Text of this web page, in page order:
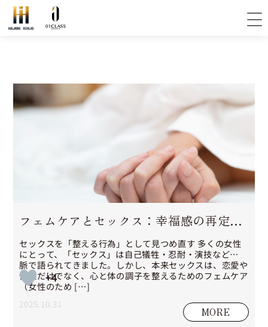
フェムケアとセックス：幸福感の再定義
──01CLASSが提案する“整う愛し方”
セックスを「整える行為」として見つめ直す 多くの女性
にとって、「セックス」は自己犠牲・忍耐・演技などの文
脈で語られてきました。しかし、本来セックスは、恋愛や
快楽だけでなく、心と体の調子を整えるためのフェムケア
（女性のため […]
+4
2025.10.31
MORE